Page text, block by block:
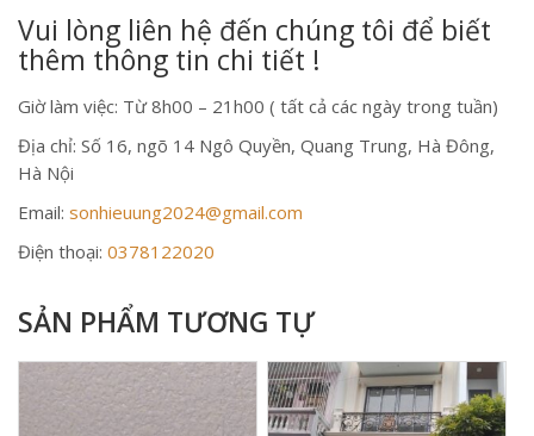
Vui lòng liên hệ đến chúng tôi để biết
thêm thông tin chi tiết !
Giờ làm việc: Từ 8h00 – 21h00 ( tất cả các ngày trong tuần)
Địa chỉ: Số 16, ngõ 14 Ngô Quyền, Quang Trung, Hà Đông,
Hà Nội
Email: sonhieuung2024@gmail.com
Điện thoại: 0378122020
SẢN PHẨM TƯƠNG TỰ